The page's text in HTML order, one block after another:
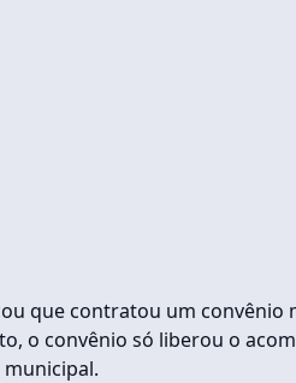
que contratou um
o convênio só liberou o